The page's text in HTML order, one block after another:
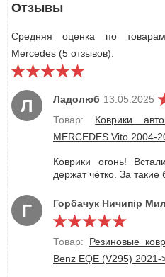
Отзывы
Средняя оценка по
Mercedes (5 отзывов):
Л Ладолюб 13.05.2025
Товар: Коврики
MERCEDES Vito 2004-
Коврики огонь!
держат чётко. За
Г Горбачук Ничипір
Товар: Резиновые
Benz EQE (V295) 2021-